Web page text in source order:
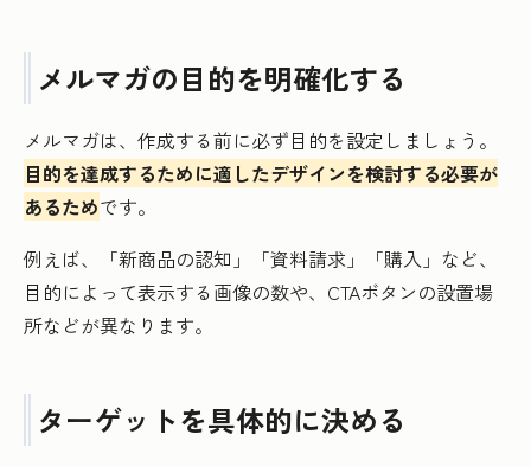
メルマガの目的を明確化する
メルマガは、作成する前に必ず目的を設定しましょう。
目的を達成するために適したデザインを検討する必要が
あるためです。
例えば、「新商品の認知」「資料請求」「購入」など、
目的によって表示する画像の数や、CTAボタンの設置場
所などが異なります。
ターゲットを具体的に決める